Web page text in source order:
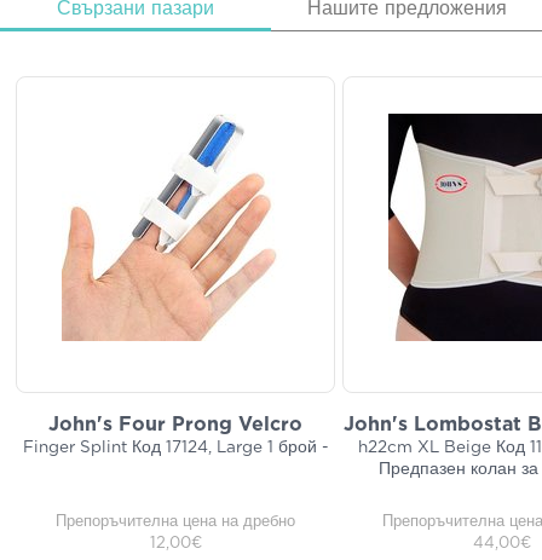
Свързани пазари Нашите предложения
John's Four Prong Velcro
Finger Splint Код 17124, Large 1 брой -
Препоръчителна цена на дребно
12,00€
John's Lombostat
h22cm XL Beige Код
Предпазен колан за
Препоръчителна
44,00€